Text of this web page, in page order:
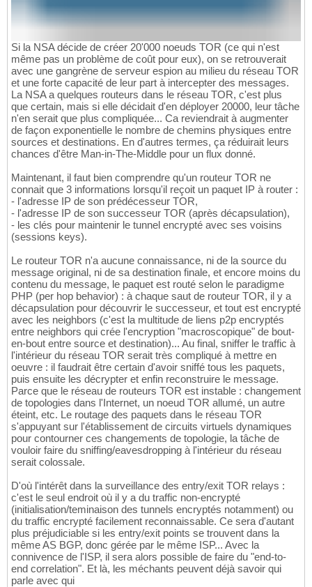
Si la NSA décide de créer 20'000 noeuds TOR (ce qui n'est
même pas un problème de coût pour eux), on se retrouverait
avec une gangrène de serveur espion au milieu du réseau TOR
et une forte capacité de leur part à intercepter des messages.
La NSA a quelques routeurs dans le réseau TOR, c'est plus
que certain, mais si elle décidait d'en déployer 20000, leur tâche
n'en serait que plus compliquée... Ca reviendrait à augmenter
de façon exponentielle le nombre de chemins physiques entre
sources et destinations. En d'autres termes, ça réduirait leurs
chances d'être Man-in-The-Middle pour un flux donné.
Maintenant, il faut bien comprendre qu'un routeur TOR ne
connait que 3 informations lorsqu'il reçoit un paquet IP à router :
- l'adresse IP de son prédécesseur TOR,
- l'adresse IP de son successeur TOR (après décapsulation),
- les clés pour maintenir le tunnel encrypté avec ses voisins
(sessions keys).
Le routeur TOR n'a aucune connaissance, ni de la source du
message original, ni de sa destination finale, et encore moins du
contenu du message, le paquet est routé selon le paradigme
PHP (per hop behavior) : à chaque saut de routeur TOR, il y a
décapsulation pour découvrir le successeur, et tout est encrypté
avec les neighbors (c'est la multitude de liens p2p encryptés
entre neighbors qui crée l'encryption "macroscopique" de bout-
en-bout entre source et destination)... Au final, sniffer le traffic à
l'intérieur du réseau TOR serait très compliqué à mettre en
oeuvre : il faudrait être certain d'avoir sniffé tous les paquets,
puis ensuite les décrypter et enfin reconstruire le message.
Parce que le réseau de routeurs TOR est instable : changement
de topologies dans l'Internet, un noeud TOR allumé, un autre
éteint, etc. Le routage des paquets dans le réseau TOR
s'appuyant sur l'établissement de circuits virtuels dynamiques
pour contourner ces changements de topologie, la tâche de
vouloir faire du sniffing/eavesdropping à l'intérieur du réseau
serait colossale.
D'où l'intérêt dans la surveillance des entry/exit TOR relays :
c'est le seul endroit où il y a du traffic non-encrypté
(initialisation/teminaison des tunnels encryptés notamment) ou
du traffic encrypté facilement reconnaissable. Ce sera d'autant
plus préjudiciable si les entry/exit points se trouvent dans la
même AS BGP, donc gérée par le même ISP... Avec la
connivence de l'ISP, il sera alors possible de faire du "end-to-
end correlation". Et là, les méchants peuvent déjà savoir qui
parle avec qui